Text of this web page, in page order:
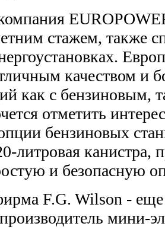
стажем, также
качеством и
как с бензиновым,
отметить
бензиновых
литровая
и безопасную
F.G. Wilson -
мини-